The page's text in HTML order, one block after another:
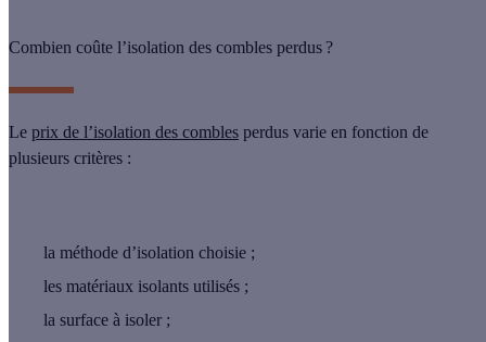
Combien coûte l’isolation des combles perdus ?
Le prix de l’isolation des combles perdus varie en fonction de
plusieurs critères :
la méthode d’isolation choisie ;
les matériaux isolants utilisés ;
la surface à isoler ;